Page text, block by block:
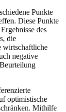
Punkte
Diese Punkte
des
die
wirtschaftliche
negative
optimistische
Mithilfe